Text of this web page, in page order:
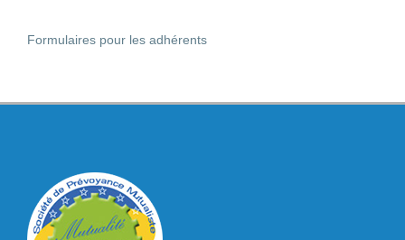
Formulaires pour les adhérents